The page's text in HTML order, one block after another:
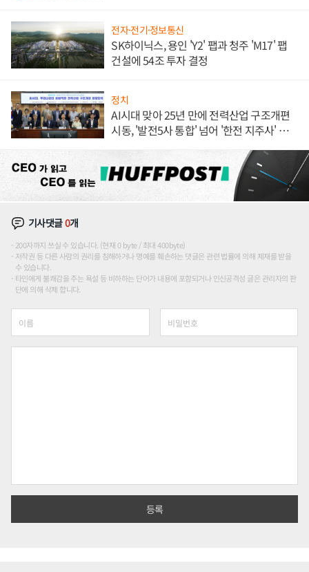
전자·전기·정보통신
SK하이닉스, 용인 'Y2' 팹과 청주 'M17' 팹
건설에 54조 투자 결정
정치
AI시대 맞아 25년 만에 전력산업 구조개편
시동, '발전5사 통합' 넘어 '한전 지주사' 재편
기사댓글0개
200자까지 쓰실 수 있습니다. (현재 0 byte / 최대 400byte)
저작권 등 다른 사람의 권리를 침해하거나 명예를 훼손하는 댓글은 관련 법률에 의해 제재를 받을
수 있습니다.
타인에게 불쾌감을 주는 욕설 등 비하하는 단어가 내용에 포함되거나 인신공격성 글은 관리자의 판
단에 의해 삭제 합니다.